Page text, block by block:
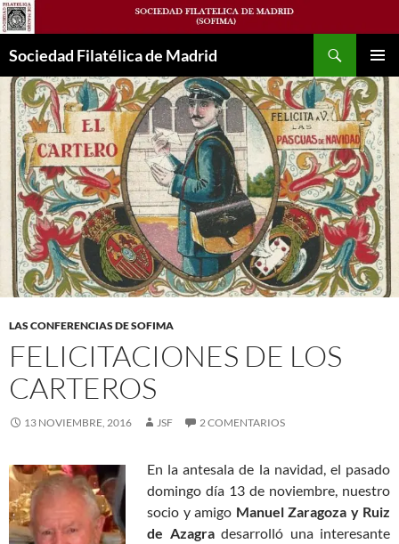
Saltar
al
contenido
Sociedad Filatélica de Madrid
MENÚ
LAS CONFERENCIAS DE SOFIMA
FELICITACIONES DE LOS
CARTEROS
13 NOVIEMBRE, 2016 JSF 2 COMENTARIOS
En la antesala de la navidad, el pasado
domingo día 13 de noviembre, nuestro
socio y amigo Manuel Zaragoza y Ruiz
de Azagradesarrolló una interesante